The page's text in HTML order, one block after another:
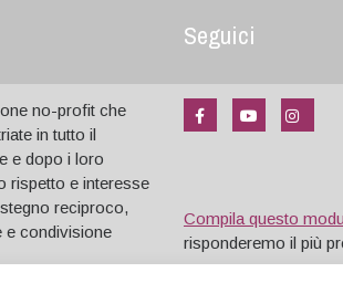
no-profit che
in tutto il
e dopo i loro
rispetto e interesse
reciproco,
e condivisione
Seguici
Compila questo
risponderemo il più